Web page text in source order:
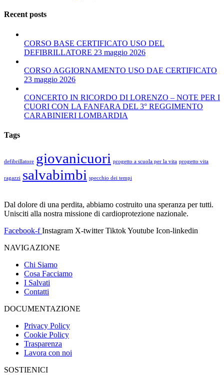
Recent posts
CORSO BASE CERTIFICATO USO DEL
DEFIBRILLATORE 23 maggio 2026
CORSO AGGIORNAMENTO USO DAE CERTIFICATO
23 maggio 2026
CONCERTO IN RICORDO DI LORENZO – NOTE PER I
CUORI CON LA FANFARA DEL 3° REGGIMENTO
CARABINIERI LOMBARDIA
Tags
defibrillatore giovanicuori progetto a scuola per la vita progetto vita
ragazzi salvabimbi specchio dei tempi
Dal dolore di una perdita, abbiamo costruito una speranza per tutti.
Unisciti alla nostra missione di cardioprotezione nazionale.
Facebook-f Instagram X-twitter TiktokYoutube Icon-linkedin
NAVIGAZIONE
Chi Siamo
Cosa Facciamo
I Salvati
Contatti
DOCUMENTAZIONE
Privacy Policy
Cookie Policy
Trasparenza
Lavora con noi
SOSTIENICI